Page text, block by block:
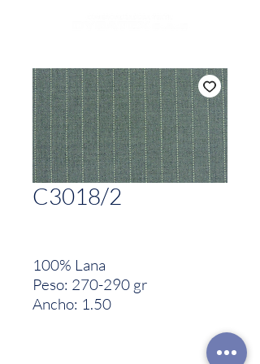
C3018/2
100% Lana
Peso: 270-290 gr
Ancho: 1.50